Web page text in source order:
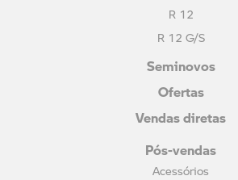
R 12
R 12 G/S
Seminovos
Ofertas
Vendas diretas
Pós-vendas
Acessórios